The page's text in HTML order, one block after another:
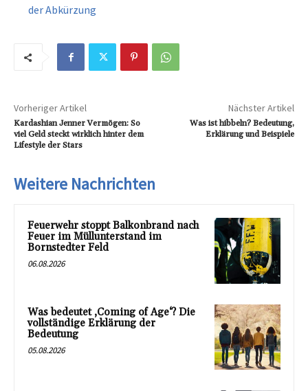
der Abkürzung
Vorheriger Artikel
Kardashian Jenner Vermögen: So
viel Geld steckt wirklich hinter dem
Lifestyle der Stars
Nächster Artikel
Was ist hibbeln? Bedeutung,
Erklärung und Beispiele
Weitere Nachrichten
Feuerwehr stoppt Balkonbrand nach
Feuer im Müllunterstand im
Bornstedter Feld
06.08.2026
Was bedeutet ‚Coming of Age‘? Die
vollständige Erklärung der
Bedeutung
05.08.2026